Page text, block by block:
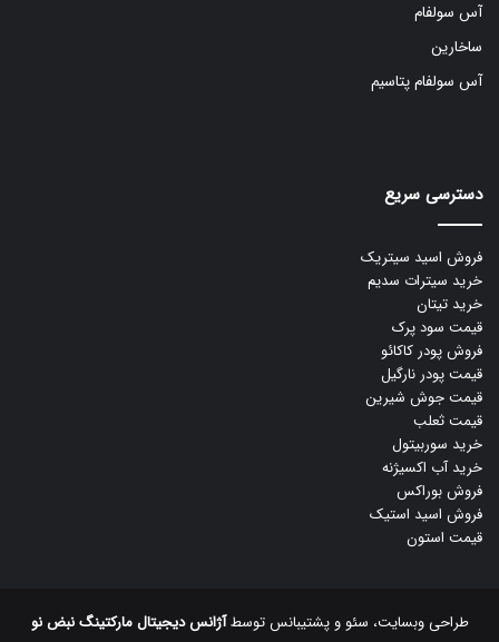
آس سولفام
ساخارین
آس سولفام پتاسیم
دسترسی سریع
فروش اسید سیتریک
خرید سیترات سدیم
خرید تیتان
قیمت سود پرک
فروش پودر کاکائو
قیمت پودر نارگیل
قیمت جوش شیرین
قیمت ثعلب
خرید سوربیتول
خرید آب اکسیژنه
فروش بوراکس
فروش اسید استیک
قیمت استون
طراحی وبسایت، سئو و پشتیبانس توسطآژانس دیجیتال مارکتینگ نبض نو